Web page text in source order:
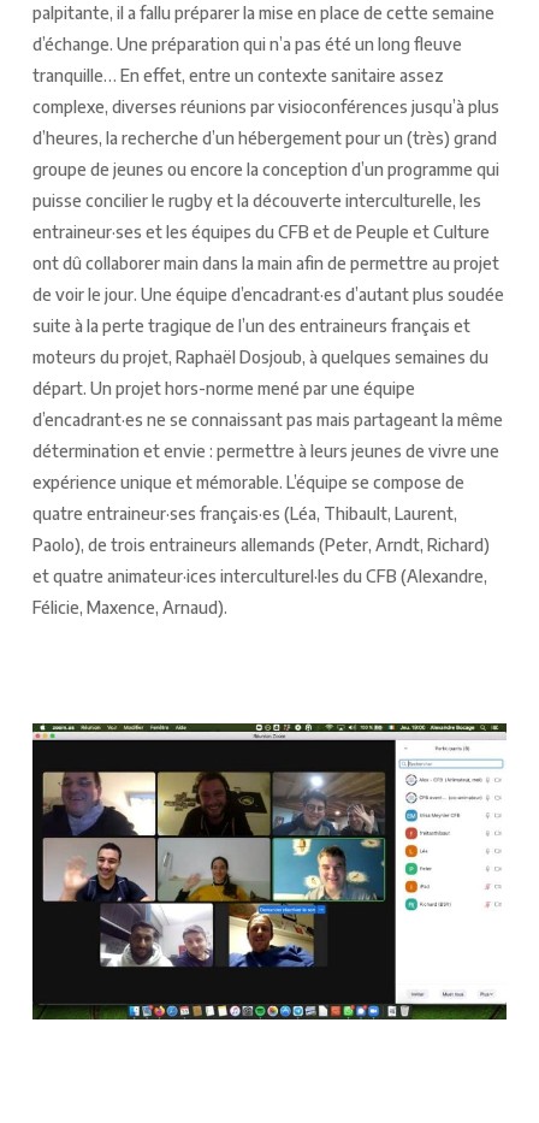
palpitante, il a fallu préparer la mise en place de cette semaine
d’échange. Une préparation qui n’a pas été un long fleuve
tranquille… En effet, entre un contexte sanitaire assez
complexe, diverses réunions par visioconférences jusqu’à plus
d’heures, la recherche d’un hébergement pour un (très) grand
groupe de jeunes ou encore la conception d’un programme qui
puisse concilier le rugby et la découverte interculturelle, les
entraineur·ses et les équipes du CFB et de Peuple et Culture
ont dû collaborer main dans la main afin de permettre au projet
de voir le jour. Une équipe d’encadrant·es d’autant plus soudée
suite à la perte tragique de l’un des entraineurs français et
moteurs du projet, Raphaël Dosjoub, à quelques semaines du
départ. Un projet hors-norme mené par une équipe
d’encadrant·es ne se connaissant pas mais partageant la même
détermination et envie : permettre à leurs jeunes de vivre une
expérience unique et mémorable. L’équipe se compose de
quatre entraineur·ses français·es (Léa, Thibault, Laurent,
Paolo), de trois entraineurs allemands (Peter, Arndt, Richard)
et quatre animateur·ices interculturel·les du CFB (Alexandre,
Félicie, Maxence, Arnaud).